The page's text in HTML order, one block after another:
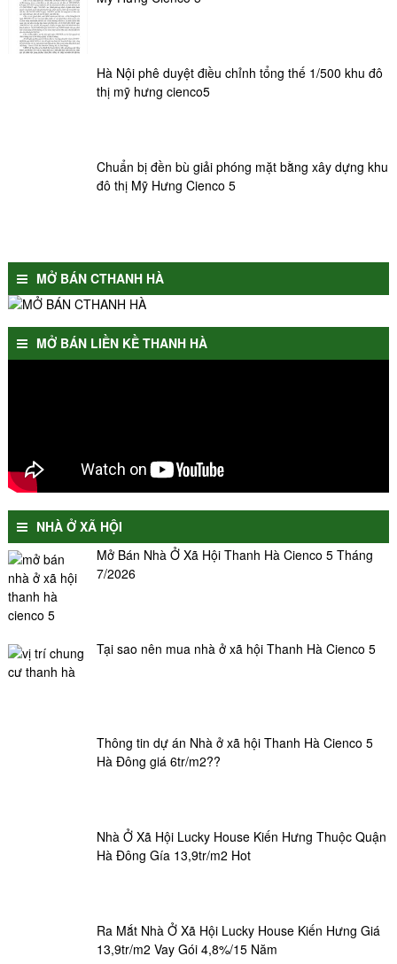
Hà Nội phê duyệt điều chỉnh tổng thế 1/500 khu đô
thị mỹ hưng cienco5
Chuẩn bị đền bù giải phóng mặt bằng xây dựng khu
đô thị Mỹ Hưng Cienco 5
MỞ BÁN CTHANH HÀ
MỞ BÁN LIỀN KỀ THANH HÀ
NHÀ Ở XÃ HỘI
Mở Bán Nhà Ở Xã Hội Thanh Hà Cienco 5 Tháng
7/2026
Tại sao nên mua nhà ở xã hội Thanh Hà Cienco 5
Thông tin dự án Nhà ở xã hội Thanh Hà Cienco 5
Hà Đông giá 6tr/m2??
Nhà Ở Xã Hội Lucky House Kiến Hưng Thuộc Quận
Hà Đông Gía 13,9tr/m2 Hot
Ra Mắt Nhà Ở Xã Hội Lucky House Kiến Hưng Giá
13,9tr/m2 Vay Gói 4,8%/15 Năm